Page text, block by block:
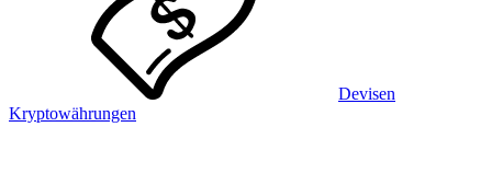
Devisen
Kryptowährungen